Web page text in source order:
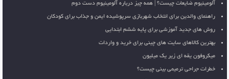
آلومینیوم ضایعات چیست؟ | همه چیز درباره آلومینیوم دست دوم
راهنمای والدین برای انتخاب شهربازی سرپوشیده ایمن و جذاب برای کودکان
روش های جدید آموزشی برای پایه ششم ابتدایی
بهترین کالاهای سایت های چینی برای خرید و واردات
میکروفون یقه ای زیر یک میلیون
خطرات جراحی ترمیمی بینی چیست؟